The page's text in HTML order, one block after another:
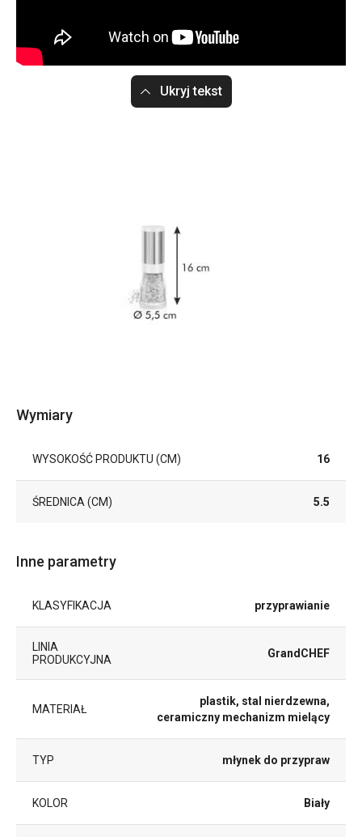
Ukryj tekst
Wymiary
WYSOKOŚĆ PRODUKTU (CM) 16
ŚREDNICA (CM) 5.5
Inne parametry
KLASYFIKACJA przyprawianie
LINIA
PRODUKCYJNA
GrandCHEF
MATERIAŁ
plastik, stal nierdzewna,
ceramiczny mechanizm mielący
TYP młynek do przypraw
KOLOR Biały